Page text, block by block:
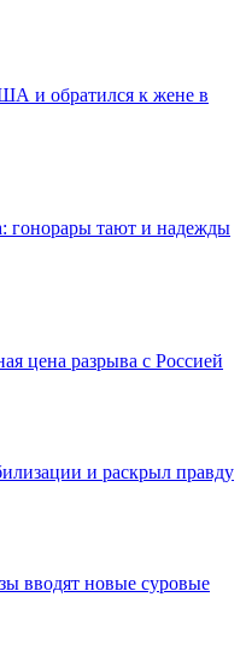
и обратился к жене в
гонорары тают и надежды
цена разрыва с Россией
и раскрыл правду
вводят новые суровые